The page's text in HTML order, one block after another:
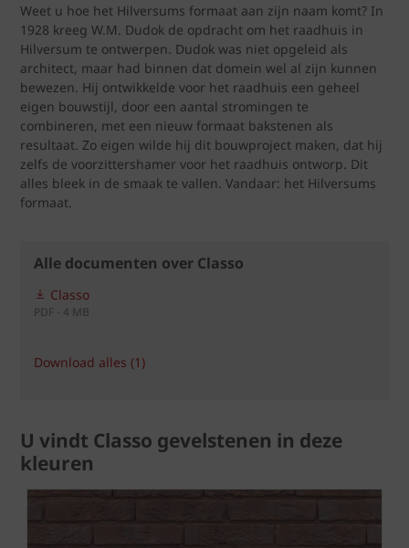
Weet u hoe het Hilversums formaat aan zijn naam komt? In
1928 kreeg W.M. Dudok de opdracht om het raadhuis in
Hilversum te ontwerpen. Dudok was niet opgeleid als
architect, maar had binnen dat domein wel al zijn kunnen
bewezen. Hij ontwikkelde voor het raadhuis een geheel
eigen bouwstijl, door een aantal stromingen te
combineren, met een nieuw formaat bakstenen als
resultaat. Zo eigen wilde hij dit bouwproject maken, dat hij
zelfs de voorzittershamer voor het raadhuis ontworp. Dit
alles bleek in de smaak te vallen. Vandaar: het Hilversums
formaat.
Alle documenten over Classo
Classo
PDF - 4 MB
Download alles (1)
U vindt Classo gevelstenen in deze
kleuren